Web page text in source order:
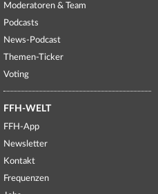
Moderatoren & Team
Podcasts
News-Podcast
Themen-Ticker
Voting
FFH-WELT
FFH-App
Newsletter
Kontakt
Frequenzen